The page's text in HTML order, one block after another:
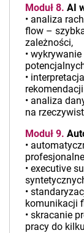
Moduł 8. AI
• analiza
flow –
zależności,
•
•
• analiza
na
Moduł 9.
•
• executive
•
komunikacji
• skracanie
pracy do